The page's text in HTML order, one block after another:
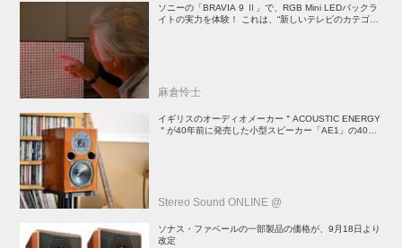
ソニーの「BRAVIA 9 Ⅱ」で、RGB Mini LEDバックラ
イトの実力を体験！ これは、“新しいテレビのカテゴリ
麻倉怜士
イギリスのオーディオメーカー＂ACOUSTIC ENERGY
＂が40年前に発売した小型スピーカー「AE1」の40周
Stereo Sound ONLINE @
ソナス・ファベールの一部製品の価格が、9月18日より
改定